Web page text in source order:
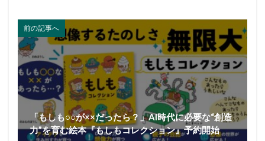
前の記事へ
「もしも○○が××だったら？」AI時代に必要な“創造
力”を育む絵本『もしもコレクション』予約開始